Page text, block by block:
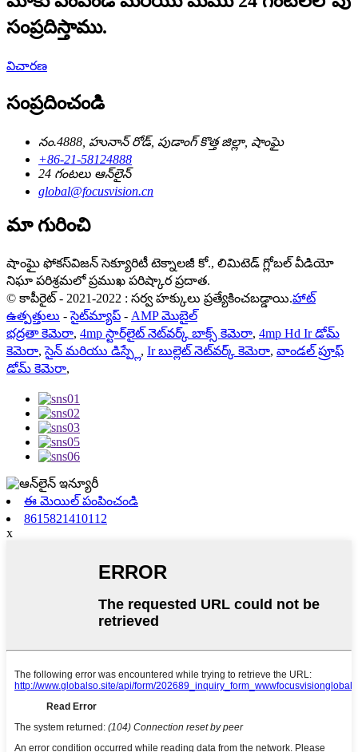
సంప్రదిస్తాము.
విచారణ
సంప్రదించండి
నం.4888, హునాన్ రోడ్, పుడాంగ్ కొత్త జిల్లా, షాంఘై
+86-21-58124888
24 గంటలు ఆన్‌లైన్
global@focusvision.cn
మా గురించి
షాంఘై ఫోకస్‌విజన్ సెక్యూరిటీ టెక్నాలజీ కో., లిమిటెడ్ గ్లోబల్ వీడియో
నిఘా పరిశ్రమలో ప్రముఖ పరిష్కార ప్రదాత.
© కాపీరైట్ - 2021-2022 : సర్వ హక్కులు ప్రత్యేకించబడ్డాయి.హాట్
ఉత్పత్తులు -సైట్‌మ్యాప్ - AMP మొబైల్
భద్రతా కెమెరా, 4mp స్టార్‌లైట్ నెట్‌వర్క్ బాక్స్ కెమెరా, 4mp Hd Ir డోమ్
కెమెరా,సైన్ మరియు డిస్ప్లే , Ir బుల్లెట్ నెట్‌వర్క్ కెమెరా, వాండల్ ప్రూఫ్
డోమ్ కెమెరా,
ఈ మెయిల్ పంపించండి
8615821410112
x